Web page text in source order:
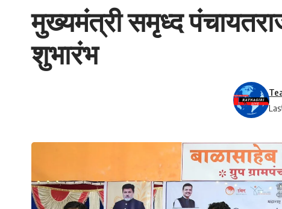
मुख्यमंत्री समृध्द
शुभारंभ